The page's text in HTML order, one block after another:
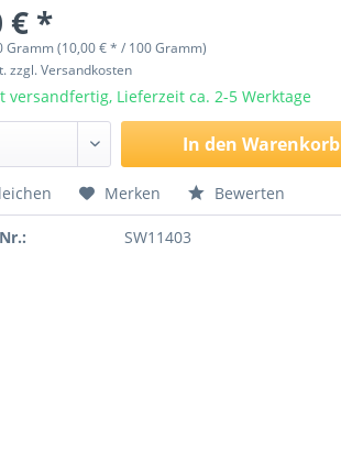
€ *
Gramm (10,00 € * / 100 Gramm)
zzgl. Versandkosten
versandfertig, Lieferzeit ca. 2-5 Werktage
In den Warenkorb
Merken Bewerten
SW11403